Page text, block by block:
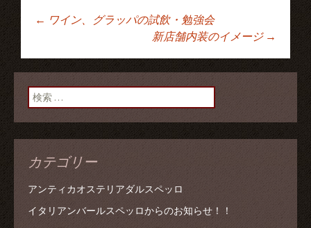
投稿ナビゲーショ
ン
← ワイン、グラッパの試飲・勉強会
新店舗内装のイメージ →
検索:
カテゴリー
アンティカオステリアダルスペッロ
イタリアンバールスペッロからのお知らせ！！